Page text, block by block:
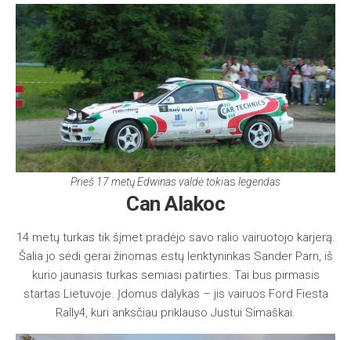
Prieš 17 metų Edwinas valdė tokias legendas
Can Alakoc
14 metų turkas tik šįmet pradėjo savo ralio vairuotojo karjerą.
Šalia jo sėdi gerai žinomas estų lenktyninkas Sander Parn, iš
kurio jaunasis turkas semiasi patirties. Tai bus pirmasis
startas Lietuvoje. Įdomus dalykas – jis vairuos Ford Fiesta
Rally4, kuri anksčiau priklauso Justui Simaškai.